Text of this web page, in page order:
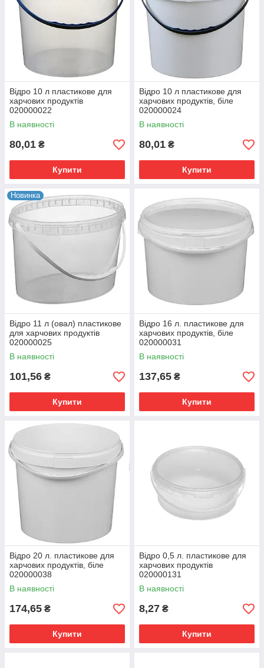
Відро 10 л пластикове для
харчових продуктів
020000022
В наявності
80,01 ₴
Купити
Відро 10 л пластикове для
харчових продуктів, біле
020000024
В наявності
80,01 ₴
Купити
Новинка
Відро 11 л (овал) пластикове
для харчових продуктів
020000025
В наявності
101,56 ₴
Купити
Відро 16 л. пластикове для
харчових продуктів, біле
020000031
В наявності
137,65 ₴
Купити
Відро 20 л. пластикове для
харчових продуктів, біле
020000038
В наявності
174,65 ₴
Купити
Відро 0,5 л. пластикове для
харчових продуктів
020000131
В наявності
8,27 ₴
Купити